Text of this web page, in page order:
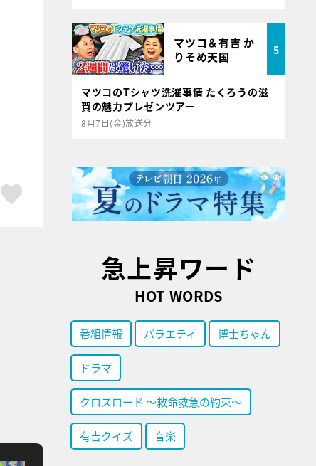
はてブ スキボタン
マツコ＆有吉 か
りそめ天国
5
マツコのTシャツ洗濯事情 たくろうの滋
賀の魅力プレゼンツアー
8月7日(金)放送分
急上昇ワード
HOT WORDS
番組情報 バラエティ 博士ちゃん
ドラマ
クロスロード ～救命救急の約束～
有吉クイズ 音楽